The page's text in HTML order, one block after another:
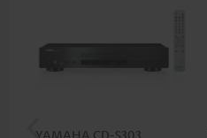
YAMAHA CD-S303